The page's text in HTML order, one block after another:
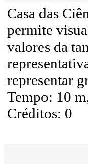
Casa das
permite
valores da
representar
Tempo: 10
Créditos: 0